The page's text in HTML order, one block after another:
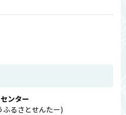
ンター
るさとせんたー)